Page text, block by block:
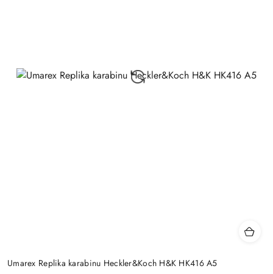
Umarex Replika karabinu Heckler&Koch H&K HK416 A5